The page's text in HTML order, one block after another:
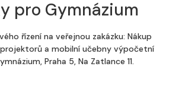
pro Gymnázium
řízení na veřejnou zakázku: Nákup
a mobilní učebny výpočetní
Praha 5, Na Zatlance 11.